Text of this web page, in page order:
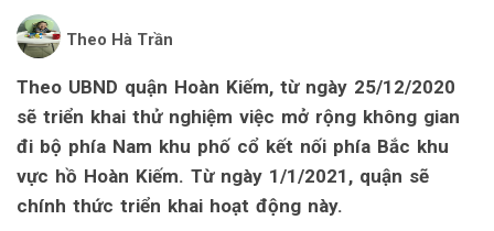
Theo Hà Trần
Theo UBND quận Hoàn Kiếm, từ ngày 25/12/2020
sẽ triển khai thử nghiệm việc mở rộng không gian
đi bộ phía Nam khu phố cổ kết nối phía Bắc khu
vực hồ Hoàn Kiếm. Từ ngày 1/1/2021, quận sẽ
chính thức triển khai hoạt động này.